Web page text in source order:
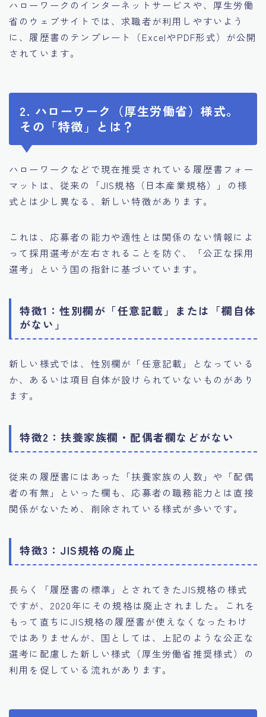
ハローワークのインターネットサービスや、厚生労働
省のウェブサイトでは、求職者が利用しやすいよう
に、履歴書のテンプレート（ExcelやPDF形式）が公開
されています。
2. ハローワーク（厚生労働省）様式。
その「特徴」とは？
ハローワークなどで現在推奨されている履歴書フォー
マットは、従来の「JIS規格（日本産業規格）」の様
式とは少し異なる、新しい特徴があります。
これは、応募者の能力や適性とは関係のない情報によ
って採用選考が左右されることを防ぐ、「公正な採用
選考」という国の指針に基づいています。
特徴1：性別欄が「任意記載」または「欄自体
がない」
新しい様式では、性別欄が「任意記載」となっている
か、あるいは項目自体が設けられていないものがあり
ます。
特徴2：扶養家族欄・配偶者欄などがない
従来の履歴書にはあった「扶養家族の人数」や「配偶
者の有無」といった欄も、応募者の職務能力とは直接
関係がないため、削除されている様式が多いです。
特徴3：JIS規格の廃止
長らく「履歴書の標準」とされてきたJIS規格の様式
ですが、2020年にその規格は廃止されました。これを
もって直ちにJIS規格の履歴書が使えなくなったわけ
ではありませんが、国としては、上記のような公正な
選考に配慮した新しい様式（厚生労働省推奨様式）の
利用を促している流れがあります。